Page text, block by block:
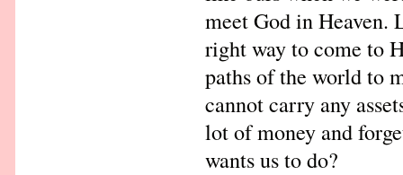
meet God in Heaven.
right way to come to
paths of the world to
cannot carry any
lot of money and
wants us to do?